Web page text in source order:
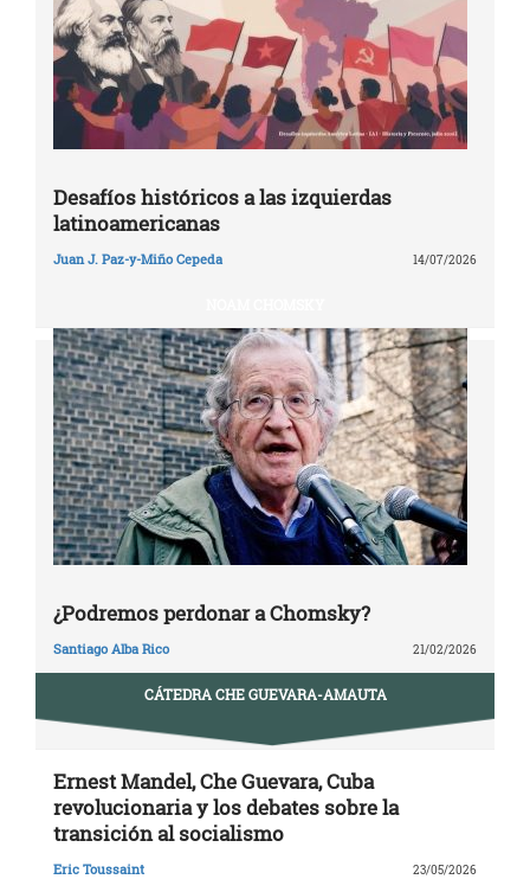
Desafíos históricos a las izquierdas
latinoamericanas
Juan J. Paz-y-Miño Cepeda 14/07/2026
¿Podremos perdonar a Chomsky?
Santiago Alba Rico 21/02/2026
CÁTEDRA CHE GUEVARA-AMAUTA
Ernest Mandel, Che Guevara, Cuba
revolucionaria y los debates sobre la
transición al socialismo
Eric Toussaint 23/05/2026